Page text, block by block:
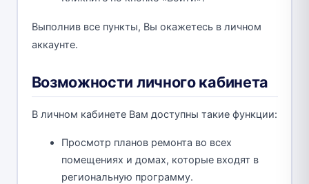
Выполнив все пункты, Вы окажетесь в личном
аккаунте.
Возможности личного кабинета
В личном кабинете Вам доступны такие функции:
Просмотр планов ремонта во всех
помещениях и домах, которые входят в
региональную программу.